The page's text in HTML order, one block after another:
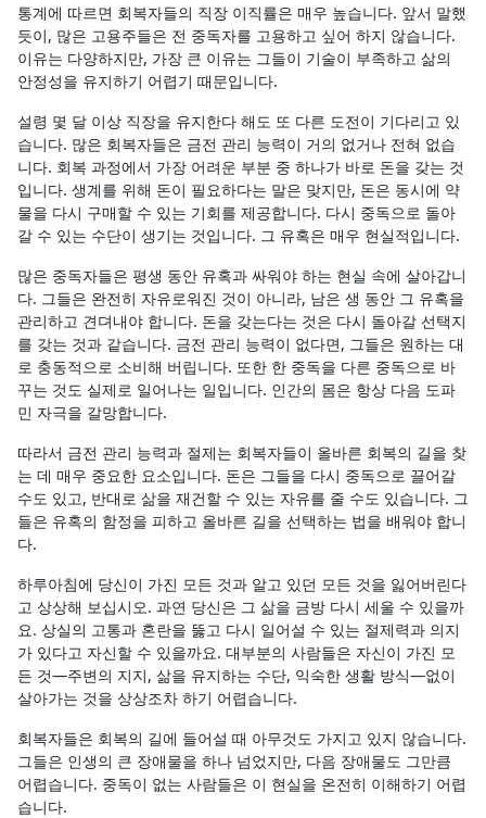
통계에 따르면 회복자들의 직장 이직률은 매우 높습니다. 앞서 말했
듯이, 많은 고용주들은 전 중독자를 고용하고 싶어 하지 않습니다.
이유는 다양하지만, 가장 큰 이유는 그들이 기술이 부족하고 삶의
안정성을 유지하기 어렵기 때문입니다.
설령 몇 달 이상 직장을 유지한다 해도 또 다른 도전이 기다리고 있
습니다. 많은 회복자들은 금전 관리 능력이 거의 없거나 전혀 없습
니다. 회복 과정에서 가장 어려운 부분 중 하나가 바로 돈을 갖는 것
입니다. 생계를 위해 돈이 필요하다는 말은 맞지만, 돈은 동시에 약
물을 다시 구매할 수 있는 기회를 제공합니다. 다시 중독으로 돌아
갈 수 있는 수단이 생기는 것입니다. 그 유혹은 매우 현실적입니다.
많은 중독자들은 평생 동안 유혹과 싸워야 하는 현실 속에 살아갑니
다. 그들은 완전히 자유로워진 것이 아니라, 남은 생 동안 그 유혹을
관리하고 견뎌내야 합니다. 돈을 갖는다는 것은 다시 돌아갈 선택지
를 갖는 것과 같습니다. 금전 관리 능력이 없다면, 그들은 원하는 대
로 충동적으로 소비해 버립니다. 또한 한 중독을 다른 중독으로 바
꾸는 것도 실제로 일어나는 일입니다. 인간의 몸은 항상 다음 도파
민 자극을 갈망합니다.
따라서 금전 관리 능력과 절제는 회복자들이 올바른 회복의 길을 찾
는 데 매우 중요한 요소입니다. 돈은 그들을 다시 중독으로 끌어갈
수도 있고, 반대로 삶을 재건할 수 있는 자유를 줄 수도 있습니다. 그
들은 유혹의 함정을 피하고 올바른 길을 선택하는 법을 배워야 합니
다.
하루아침에 당신이 가진 모든 것과 알고 있던 모든 것을 잃어버린다
고 상상해 보십시오. 과연 당신은 그 삶을 금방 다시 세울 수 있을까
요. 상실의 고통과 혼란을 뚫고 다시 일어설 수 있는 절제력과 의지
가 있다고 자신할 수 있을까요. 대부분의 사람들은 자신이 가진 모
든 것—주변의 지지, 삶을 유지하는 수단, 익숙한 생활 방식—없이
살아가는 것을 상상조차 하기 어렵습니다.
회복자들은 회복의 길에 들어설 때 아무것도 가지고 있지 않습니다.
그들은 인생의 큰 장애물을 하나 넘었지만, 다음 장애물도 그만큼
어렵습니다. 중독이 없는 사람들은 이 현실을 온전히 이해하기 어렵
습니다.